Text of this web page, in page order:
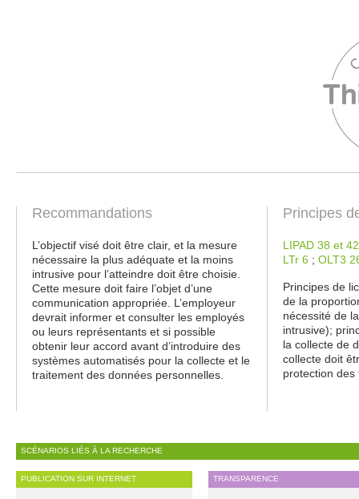
Recommandations
L’objectif visé doit être clair, et la mesure
nécessaire la plus adéquate et la moins
intrusive pour l’atteindre doit être choisie.
Cette mesure doit faire l’objet d’une
communication appropriée. L’employeur
devrait informer et consulter les employés
ou leurs représentants et si possible
obtenir leur accord avant d’introduire des
systèmes automatisés pour la collecte et le
traitement des données personnelles.
Principes
LIPAD 38 et 42
LTr 6 ; OLT3
Principes de
de la
nécessité de
intrusive);
la collecte de
collecte doit
protection des
SCÉNARIOS LIÉS À LA RECHERCHE
PUBLICATION SUR INTERNET TRANSPARENCE